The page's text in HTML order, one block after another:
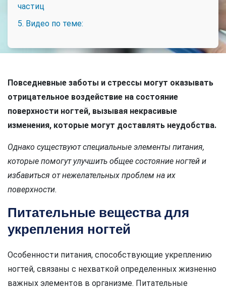
частиц
5. Видео по теме:
Повседневные заботы и стрессы могут оказывать
отрицательное воздействие на состояние
поверхности ногтей, вызывая некрасивые
изменения, которые могут доставлять неудобства.
Однако существуют специальные элементы питания,
которые помогут улучшить общее состояние ногтей и
избавиться от нежелательных проблем на их
поверхности.
Питательные вещества для
укрепления ногтей
Особенности питания, способствующие укреплению
ногтей, связаны с нехваткой определенных жизненно
важных элементов в организме. Питательные